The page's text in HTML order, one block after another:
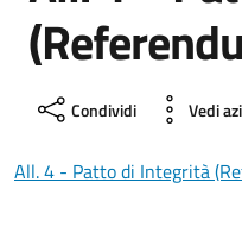
Condividi Vedi
All. 4 - Patto di Integrità